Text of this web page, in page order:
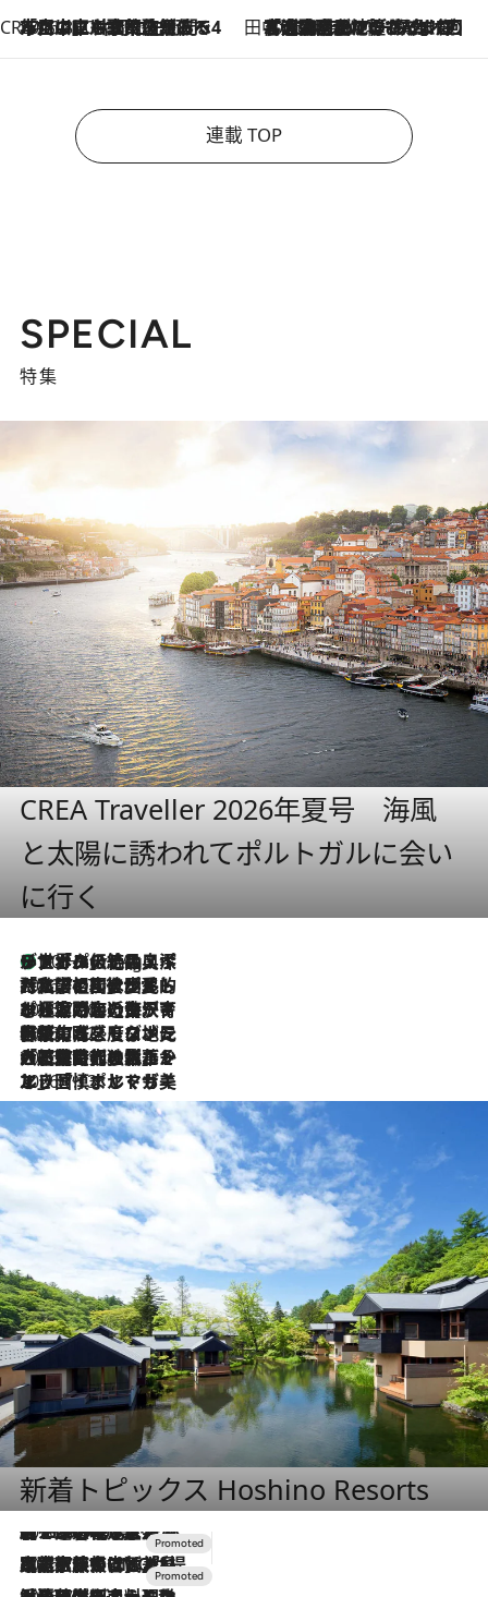
CREA'S CHOICE
2026.8.7
「立川にも歌舞伎があるんだよ」 片岡仁左衛門・市川中車ら豪華座組みで4年目の立川立飛歌舞伎へ 田中稲の勝手に再ブーム
2026.8.7
「湘南乃風に憧れて」観客大盛上がりの“タオル回し”に、ラッパー顔負けの高速歌唱まで…さだまさし（74）のアグレッシブすぎる現在地
連載 TOP
SPECIAL
特集
CREA Traveller 2026年夏号 海風
と太陽に誘われてポルトガルに会い
に行く
10 Hours Ago
リスボンの絶品スイーツ「パステル・デ・ナタ」とは？ポルトガル伝統の奥深い世界へ
2026.7.27
「私の祖国はポルトガル語です」国民的詩人フェルナンド・ペソアと、彼が愛した文学の街を歩く
2026.7.26
ポルトガル近海が育む極上の海の幸。キリリと冷えた白ワインと愉しむ、シーフード専門店の贅沢
2026.7.22
伝統の味をモダンに昇華。高感度な地元客が集う、リスボンの最旬ガストロノミー
2026.7.21
大航海時代の栄華から、震災、独裁、そして革命へ。ポルトガル・首都リスボンの石畳に刻まれた「歴史の光と影」
2026.7.13
エッセイ・ヤマザキマリ「慎ましくも美しき国 ポルトガル」
新着トピックス Hoshino Resorts
2026.8.7
【トンボの足水浴】ヒノキの香りに包まれて涼感マックス！約13℃の湧水かけ流しを避暑地「星野温泉 トンボの湯」で体験
2026.7.31
【ホテル帰省】という選択肢をOMOが提案。家族とほどよい距離を保つには「昼は実家、夜は気兼ねなくホテルで！」